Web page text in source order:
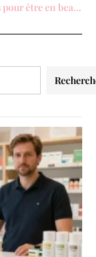
Les essentiels pour être en beauté au quotidien